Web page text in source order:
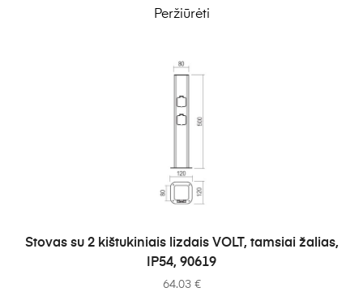
Peržiūrėti
Į KREPŠELĮ
Stovas su 2 kištukiniais lizdais VOLT, tamsiai žalias,
IP54, 90619
64.03 €